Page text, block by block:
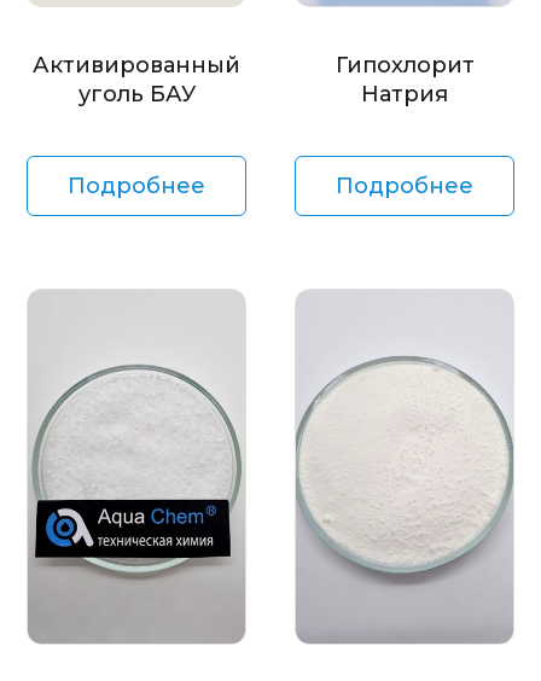
Активированный
уголь БАУ
Подробнее
Гипохлорит
Натрия
Подробнее